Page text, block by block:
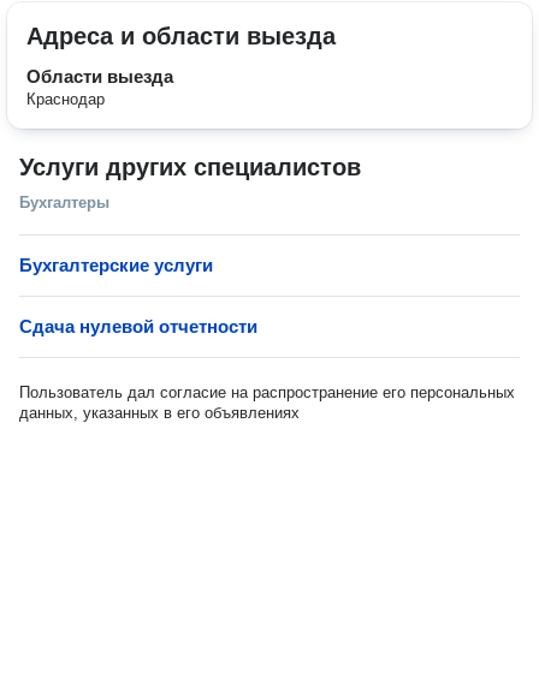
Адреса и области выезда
Области выезда
Краснодар
Услуги других специалистов
Бухгалтеры
Бухгалтерские услуги
Сдача нулевой отчетности
Пользователь дал согласие на распространение его персональных
данных, указанных в его объявлениях